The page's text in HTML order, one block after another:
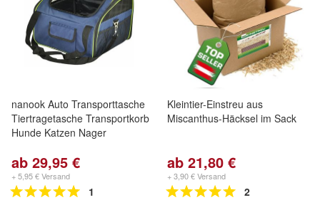
nanook Auto Transporttasche
Tiertragetasche Transportkorb
Hunde Katzen Nager
ab 29,95 €
+ 5,95 € Versand
1
Kleintier-Einstreu aus
Miscanthus-Häcksel im Sack
ab 21,80 €
+ 3,90 € Versand
2